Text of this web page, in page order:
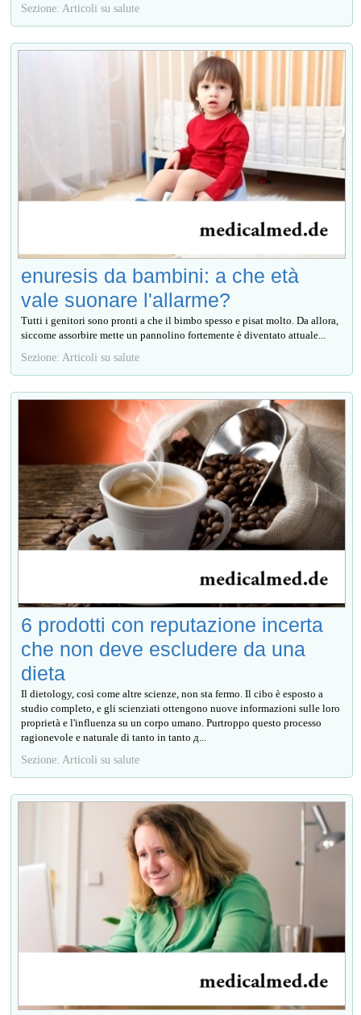
Sezione: Articoli su salute
enuresis da bambini: a che età
vale suonare l'allarme?
Tutti i genitori sono pronti a che il bimbo spesso e pisat molto. Da allora,
siccome assorbire mette un pannolino fortemente è diventato attuale...
Sezione: Articoli su salute
6 prodotti con reputazione incerta
che non deve escludere da una
dieta
Il dietology, così come altre scienze, non sta fermo. Il cibo è esposto a
studio completo, e gli scienziati ottengono nuove informazioni sulle loro
proprietà e l'influenza su un corpo umano. Purtroppo questo processo
ragionevole e naturale di tanto in tanto д...
Sezione: Articoli su salute